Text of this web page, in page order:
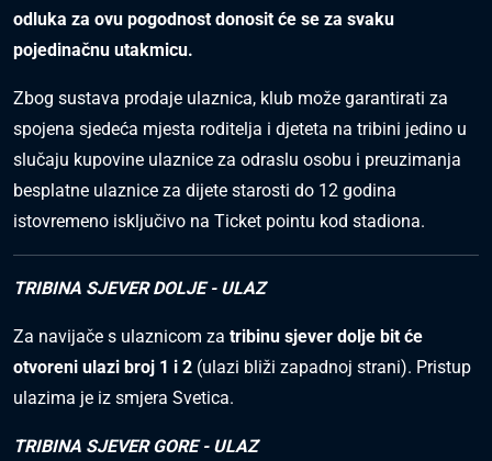
odluka za ovu pogodnost donosit će se za svaku
pojedinačnu utakmicu.
Zbog sustava prodaje ulaznica, klub može garantirati za
spojena sjedeća mjesta roditelja i djeteta na tribini jedino u
slučaju kupovine ulaznice za odraslu osobu i preuzimanja
besplatne ulaznice za dijete starosti do 12 godina
istovremeno isključivo na Ticket pointu kod stadiona.
TRIBINA SJEVER DOLJE - ULAZ
Za navijače s ulaznicom za tribinu sjever dolje bit će
otvoreni ulazi broj 1 i 2 (ulazi bliži zapadnoj strani). Pristup
ulazima je iz smjera Svetica.
TRIBINA SJEVER GORE - ULAZ